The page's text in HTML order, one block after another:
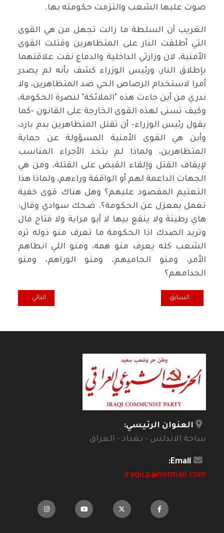
صوت عليها الشعب والتزمت حكومته بها.
الغريب أن السلطة ما زالت تجهل من هي القوى
التي أطلقت النار على المتظاهرين وقتلت القوى
الأمنية، لان وزارتي الداخلية والدفاع نفت علاقتهما
بإطلاق النار، ورئيس الوزراء كشف بأنه لم يصدر
أمرا لاستخدام الرصاص الحي ضد المتظاهرين، ولا
ندري من أين جاءت هذه "الملائكة" لنصرة الحكومة،
وكيف تسنى لهذه القوى الخارجة على القانون -كما
يقول رئيس الوزراء- أن تقتل المتظاهرين بدم بارد،
وأين هي القوى الأمنية المسؤولة عن حماية
المتظاهرين، ولماذا لم يتخذ الأجراء المناسب
لإيقاف القتل وإلقاء القبض على القتلة، ومن هي
الجهات الداعمة لهم أو الواقفة وراءهم، ولماذا هذا
التعتيم المقصود عليهم؟ وهل هناك قوى خفية
تعمل بمعزل عن الحكومة؟. ضحك سوادي وقال:
هاي رطينة ولا ينفع بيها لا أبو مراية ولا فتاح فال
وتريد الصدك اذا الحكومة ما تعرف منو ذوله تره
الشعب كله يعرف منو همه، ومنو اللي انطاهم
الأمر، ومنو الحاميهم، ومنو الوراهم، ومنو
الجدامهم؟
المقال السابق: همسة .. عيب يا ناس والله عيب
السابق المقال التالي:
التالي
العنوان الرئيسي:
ساحة الاندلس - بغداد - العراق
Email:
iraqicp@hotmail.com